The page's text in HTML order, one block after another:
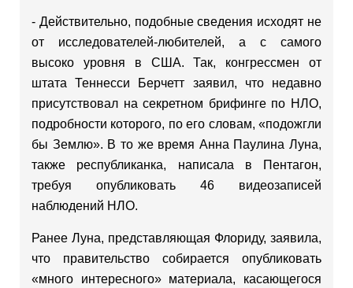
- Действительно, подобные сведения исходят не
от исследователей-любителей, а с самого
высоко уровня в США. Так, конгрессмен от
штата Теннесси Берчетт заявил, что недавно
присутствовал на секретном брифинге по НЛО,
подробности которого, по его словам, «подожгли
бы Землю». В то же время Анна Паулина Луна,
также республиканка, написала в Пентагон,
требуя опубликовать 46 видеозаписей
наблюдений НЛО.
Ранее Луна, представляющая Флориду, заявила,
что правительство собирается опубликовать
«много интересного» материала, касающегося